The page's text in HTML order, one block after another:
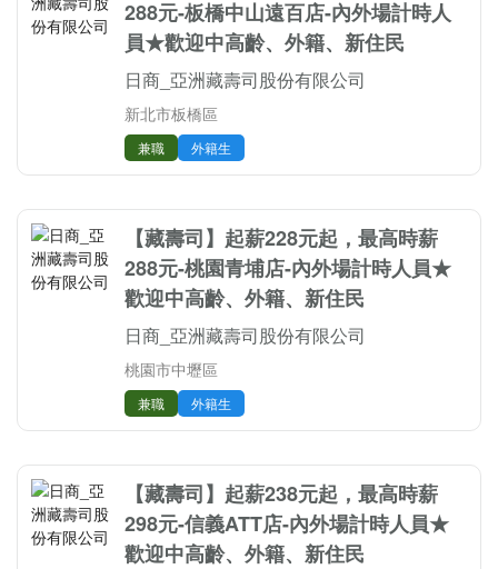
288元-板橋中山遠百店-內外場計時人
員★歡迎中高齡、外籍、新住民
日商_亞洲藏壽司股份有限公司
新北市板橋區
兼職 外籍生
【藏壽司】起薪228元起，最高時薪
288元-桃園青埔店-內外場計時人員★
歡迎中高齡、外籍、新住民
日商_亞洲藏壽司股份有限公司
桃園市中壢區
兼職 外籍生
【藏壽司】起薪238元起，最高時薪
298元-信義ATT店-內外場計時人員★
歡迎中高齡、外籍、新住民